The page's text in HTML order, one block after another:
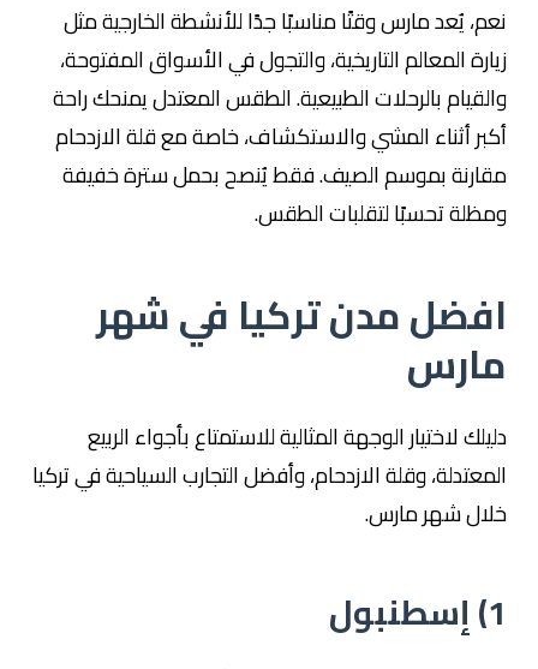
نعم، يُعد مارس وقتًا مناسبًا جدًا للأنشطة الخارجية مثل
زيارة المعالم التاريخية، والتجول في الأسواق المفتوحة،
والقيام بالرحلات الطبيعية. الطقس المعتدل يمنحك راحة
أكبر أثناء المشي والاستكشاف، خاصة مع قلة الازدحام
مقارنة بموسم الصيف. فقط يُنصح بحمل سترة خفيفة
ومظلة تحسبًا لتقلبات الطقس.
افضل مدن تركيا في شهر
مارس
دليلك لاختيار الوجهة المثالية للاستمتاع بأجواء الربيع
المعتدلة، وقلة الازدحام، وأفضل التجارب السياحية في تركيا
خلال شهر مارس.
1) إسطنبول